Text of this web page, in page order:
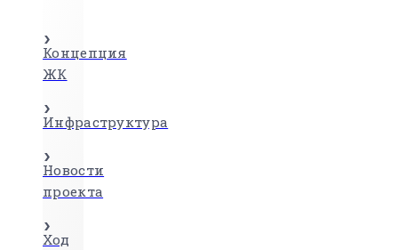
Концепция
ЖК
Инфраструктура
Новости
проекта
Ход